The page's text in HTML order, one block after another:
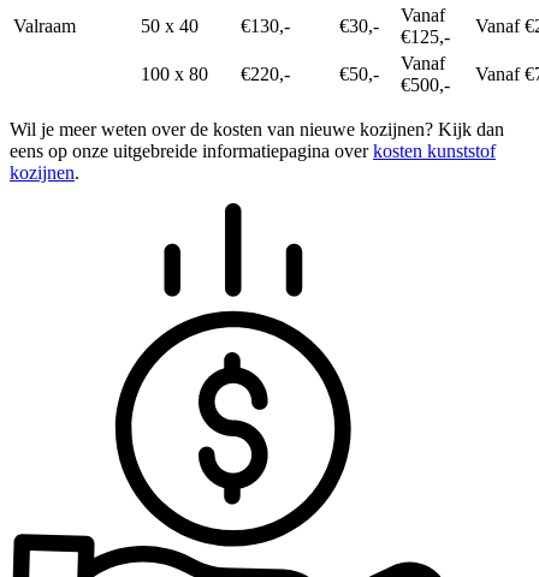
Valraam 50 x 40 €130,- €30,-
Vanaf
€125,-
Vanaf
100 x 80 €220,- €50,-
Vanaf
€500,-
Vanaf
Wil je meer weten over de kosten van nieuwe kozijnen? Kijk dan
eens op onze uitgebreide informatiepagina overkosten kunststof
kozijnen.